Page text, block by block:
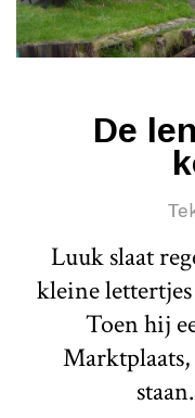
De
Luuk slaat
kleine
Toen hij
staan.